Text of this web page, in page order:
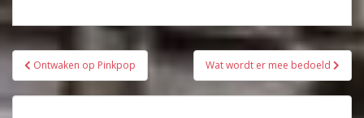
Bericht
navigatie
Ontwaken op Pinkpop Wat wordt er mee bedoeld